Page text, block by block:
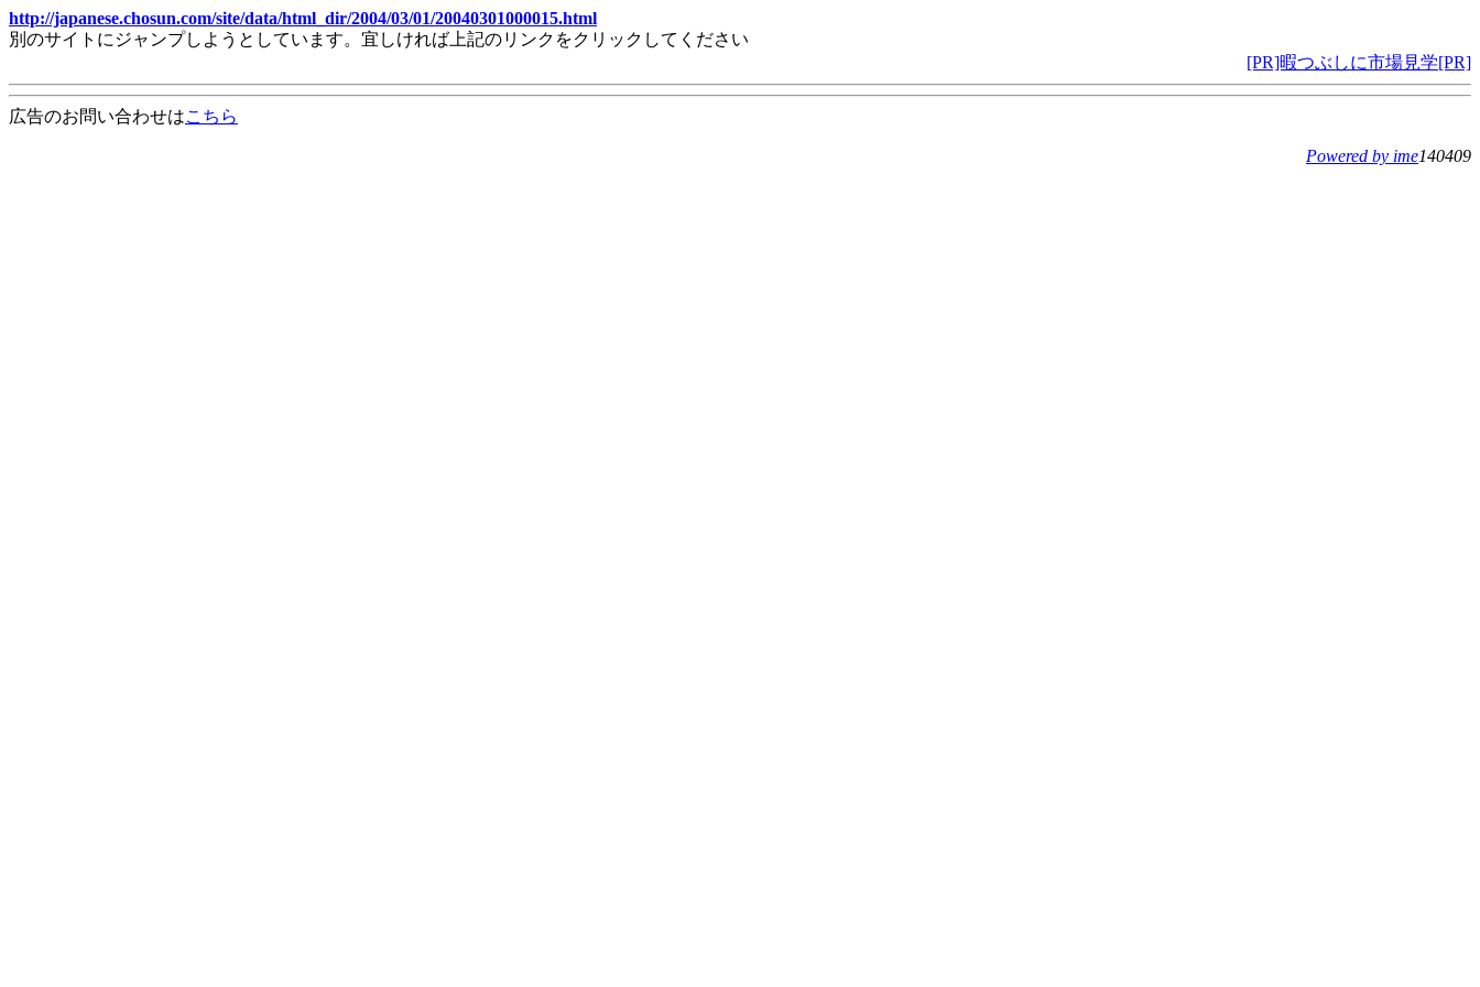
http://japanese.chosun.com/site/data/html_dir/2004/03/01/20040301000015.html
別のサイトにジャンプしようとしています。宜しければ上記のリンクをクリックしてください
[PR]暇つぶしに市場見学[PR]
広告のお問い合わせはこちら
Powered by ime140409